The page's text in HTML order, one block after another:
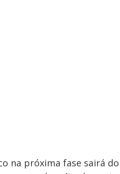
na próxima fase sairá